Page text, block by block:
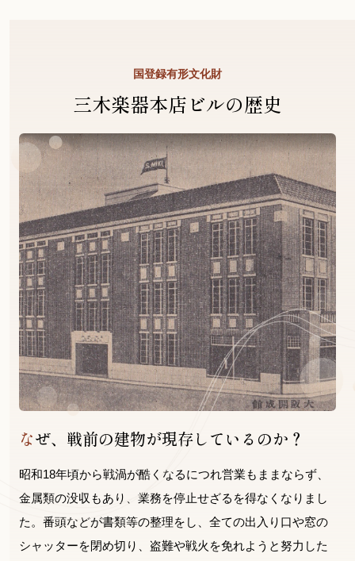
国登録有形文化財
三木楽器本店ビルの歴史
なぜ、戦前の建物が現存しているのか？
昭和18年頃から戦渦が酷くなるにつれ営業もままならず、
金属類の没収もあり、業務を停止せざるを得なくなりまし
た。番頭などが書類等の整理をし、全ての出入り口や窓の
シャッターを閉め切り、盗難や戦火を免れようと努力した